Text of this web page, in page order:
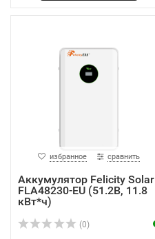
избранное сравнить
Аккумулятор Felicity Solar
FLA48230-EU (51.2В, 11.8
кВт*ч)
(0)